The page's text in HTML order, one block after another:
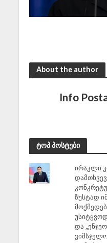
About the author
Info
ტოპ პოსტები
ირაკლი
ზუსტად
და